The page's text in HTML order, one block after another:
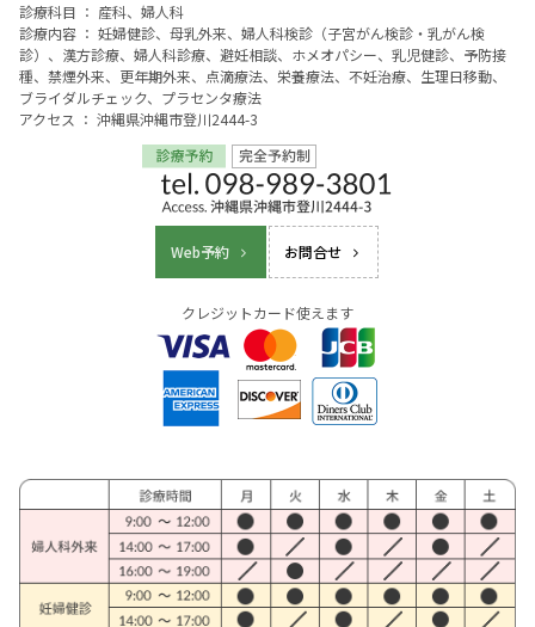
診療科目 ： 産科、婦人科
診療内容 ： 妊婦健診、母乳外来、婦人科検診（子宮がん検診・乳がん検
診）、漢方診療、婦人科診療、避妊相談、ホメオパシー、乳児健診、予防接
種、禁煙外来、更年期外来、点滴療法、栄養療法、不妊治療、生理日移動、
ブライダルチェック、プラセンタ療法
アクセス ： 沖縄県沖縄市登川2444-3
Web予約 お問合せ
クレジットカード使えます